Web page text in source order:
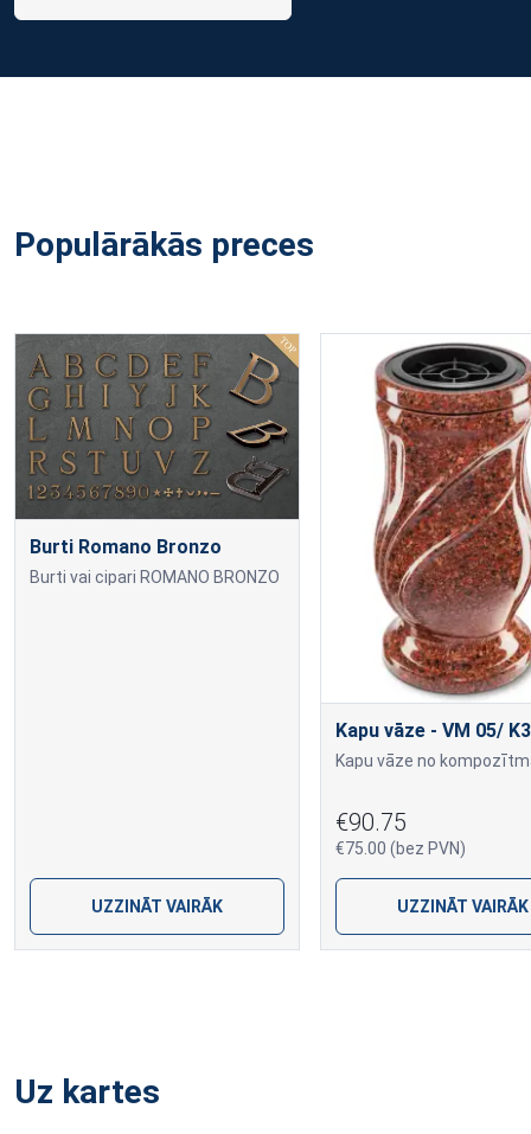
Populārākās preces
Burti Romano Bronzo
Burti vai cipari ROMANO BRONZO
UZZINĀT VAIRĀK
Kapu vāze - VM 05/ K3
€90.75
€75.00 (bez PVN)
UZZINĀT VAIRĀK
Uz kartes